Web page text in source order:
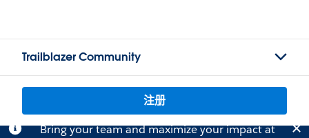
Trailblazer Community
注册
Bring your team and maximize your impact at